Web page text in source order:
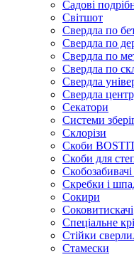
Садові
Світшот
Свердла по
Свердла по
Свердла по
Свердла по
Свердла
Свердла
Секатори
Системи
Склорізи
Скоби
Скоби для
Скребки і
Сокири
Соковитискачі
Спеціальне
Стійки
Стамески